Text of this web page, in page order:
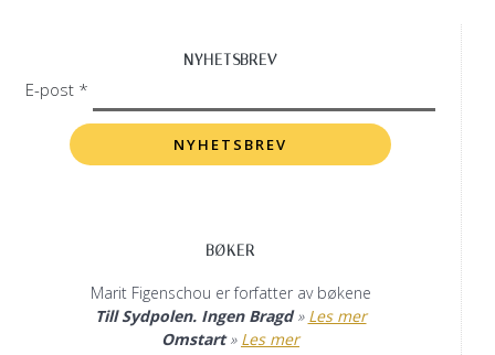
NYHETSBREV
E-post *
BØKER
Marit Figenschou er forfatter av bøkene
Till Sydpolen. Ingen Bragd» Les mer
Omstart» Les mer